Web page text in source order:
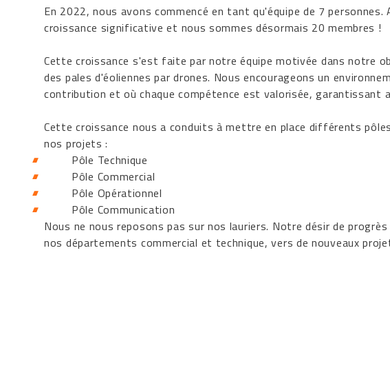
En 2022, nous avons commencé en tant qu'équipe de 7
croissance significative et nous sommes désormais 20 membres !
Cette croissance s'est faite par notre équipe motivée dans notre
des pales d'éoliennes par drones. Nous encourageons un
contribution et où chaque compétence est valorisée, garantissant
Cette croissance nous a conduits à mettre en place différents
nos projets :
Pôle Technique
Pôle Commercial
Pôle Opérationnel
Pôle Communication
Nous ne nous reposons pas sur nos lauriers. Notre désir de
nos départements commercial et technique, vers de nouveaux